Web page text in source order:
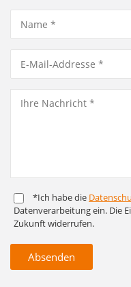
*Ich habe die
Daten­ver­arbeitung ein. Die
Zukunft widerrufen.
Absenden